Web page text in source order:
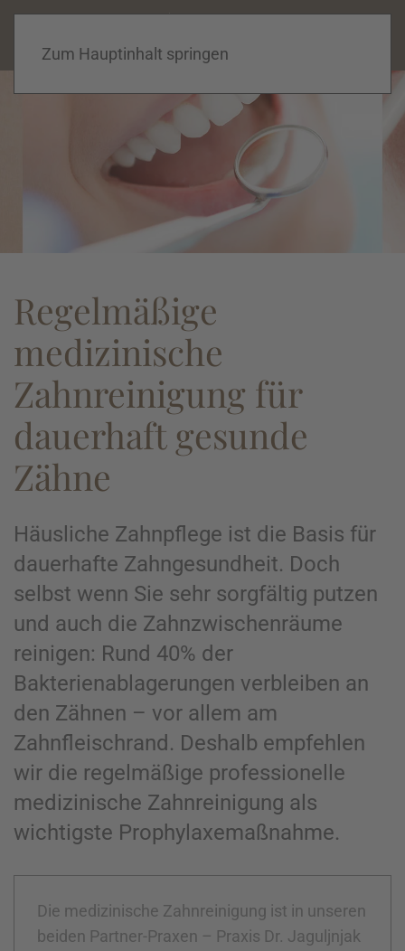
Zum Hauptinhalt springen
Home|Kontakt
Regelmäßige
medizinische
Zahnreinigung für
dauerhaft gesunde
Zähne
Häusliche Zahnpflege ist die Basis für
dauerhafte Zahngesundheit. Doch
selbst wenn Sie sehr sorgfältig putzen
und auch die Zahnzwischenräume
reinigen: Rund 40% der
Bakterienablagerungen verbleiben an
den Zähnen – vor allem am
Zahnfleischrand. Deshalb empfehlen
wir die regelmäßige professionelle
medizinische Zahnreinigung als
wichtigste Prophylaxemaßnahme.
Die medizinische Zahnreinigung ist in unseren
beiden Partner-Praxen – Praxis Dr. Jaguljnjak